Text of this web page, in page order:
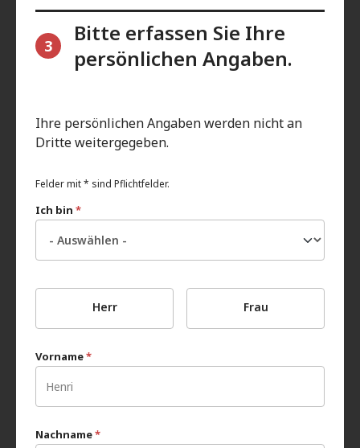
3
Bitte erfassen Sie Ihre
persönlichen Angaben.
Ihre persönlichen Angaben werden nicht an
Dritte weitergegeben.
Felder mit * sind Pflichtfelder.
Ich bin *
Herr Frau
Vorname*
Nachname*